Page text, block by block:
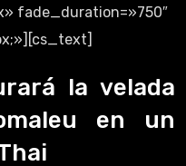
fade_duration=»750″
la velada
en un